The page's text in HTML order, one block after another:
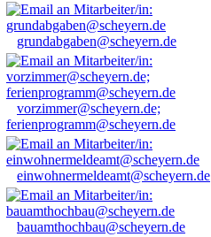
grundabgaben@scheyern.de
vorzimmer@scheyern.de;
ferienprogramm@scheyern.de
einwohnermeldeamt@scheyern.de
bauamthochbau@scheyern.de